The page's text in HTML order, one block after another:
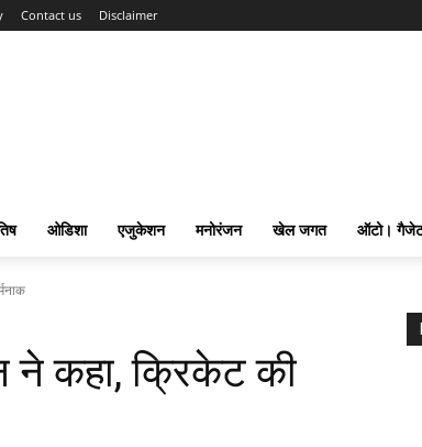
Contact us Disclaimer
ओडिशा एजुकेशन मनोरंजन खेल जगत ऑटो।
कहा, क्रिकेट की